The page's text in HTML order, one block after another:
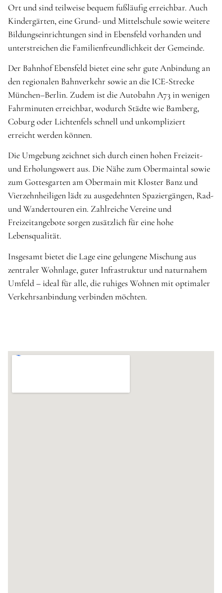
Ort und sind teilweise bequem fußläufig erreichbar. Auch
Kindergärten, eine Grund- und Mittelschule sowie weitere
Bildungseinrichtungen sind in Ebensfeld vorhanden und
unterstreichen die Familienfreundlichkeit der Gemeinde.
Der Bahnhof Ebensfeld bietet eine sehr gute Anbindung an
den regionalen Bahnverkehr sowie an die ICE-Strecke
München–Berlin. Zudem ist die Autobahn A73 in wenigen
Fahrminuten erreichbar, wodurch Städte wie Bamberg,
Coburg oder Lichtenfels schnell und unkompliziert
erreicht werden können.
Die Umgebung zeichnet sich durch einen hohen Freizeit-
und Erholungswert aus. Die Nähe zum Obermaintal sowie
zum Gottesgarten am Obermain mit Kloster Banz und
Vierzehnheiligen lädt zu ausgedehnten Spaziergängen, Rad-
und Wandertouren ein. Zahlreiche Vereine und
Freizeitangebote sorgen zusätzlich für eine hohe
Lebensqualität.
Insgesamt bietet die Lage eine gelungene Mischung aus
zentraler Wohnlage, guter Infrastruktur und naturnahem
Umfeld – ideal für alle, die ruhiges Wohnen mit optimaler
Verkehrsanbindung verbinden möchten.